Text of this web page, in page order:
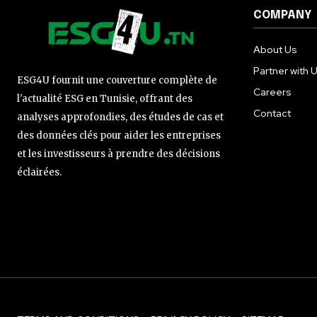
ESG4U fournit une couverture complète de
l'actualité ESG en Tunisie, offrant des
analyses approfondies, des études de cas et
des données clés pour aider les entreprises
et les investisseurs à prendre des décisions
éclairées.
COMPANY
About Us
Partner with
Careers
Contact